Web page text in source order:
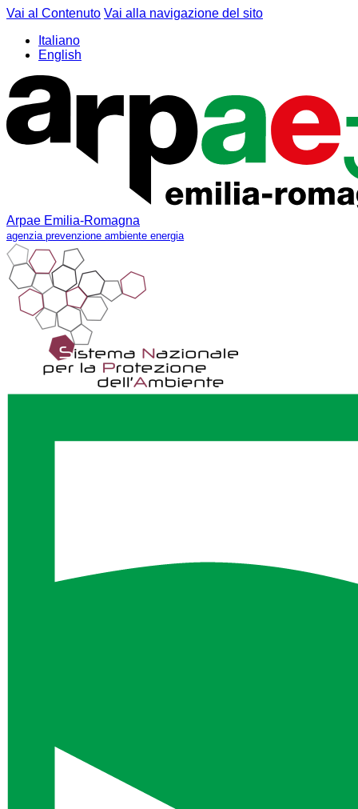
Vai al Contenuto Vai alla navigazione del sito
Italiano
English
Arpae Emilia-Romagna
agenzia prevenzione ambiente energia